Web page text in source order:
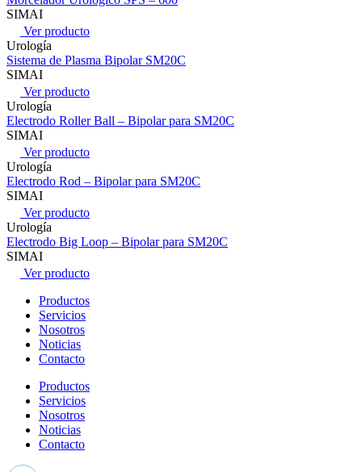
SIMAI
Ver producto
Urología
Sistema de Plasma Bipolar SM20C
SIMAI
Ver producto
Urología
Electrodo Roller Ball – Bipolar para SM20C
SIMAI
Ver producto
Urología
Electrodo Rod – Bipolar para SM20C
SIMAI
Ver producto
Urología
Electrodo Big Loop – Bipolar para SM20C
SIMAI
Ver producto
Productos
Servicios
Nosotros
Noticias
Contacto
Productos
Servicios
Nosotros
Noticias
Contacto